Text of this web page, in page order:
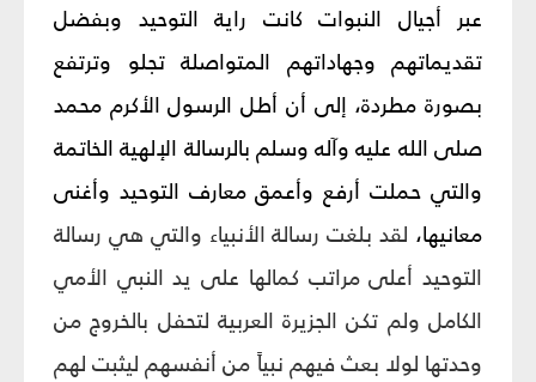
عبر أجيال النبوات كانت راية التوحيد وبفضل
تقديماتهم وجهاداتهم المتواصلة تجلو وترتفع
بصورة مطردة، إلى أن أطل الرسول الأكرم محمد
صلى الله عليه وآله وسلم بالرسالة الإلهية الخاتمة
والتي حملت أرفع وأعمق معارف التوحيد وأغنى
معانيها، لقد بلغت رسالة الأنبياء والتي هي رسالة
التوحيد أعلى مراتب كمالها على يد النبي الأمي
الكامل ولم تكن الجزيرة العربية لتحفل بالخروج من
وحدتها لولا بعث فيهم نبياً من أنفسهم ليثبت لهم